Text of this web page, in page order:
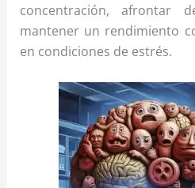
concentración, afrontar
mantener un rendimiento
en condiciones de estrés.